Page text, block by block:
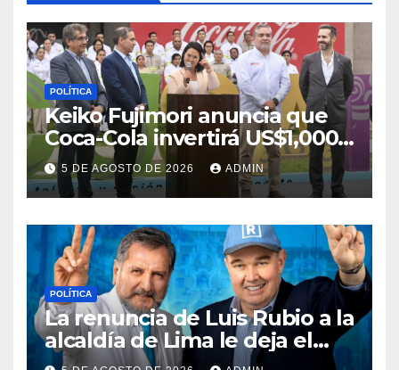
POLÍTICA
Keiko Fujimori anuncia que
Coca-Cola invertirá US$1,000
millones en 5 años
5 DE AGOSTO DE 2026 ADMIN
POLÍTICA
La renuncia de Luis Rubio a la
alcaldía de Lima le deja el
camino libre a Rafael López